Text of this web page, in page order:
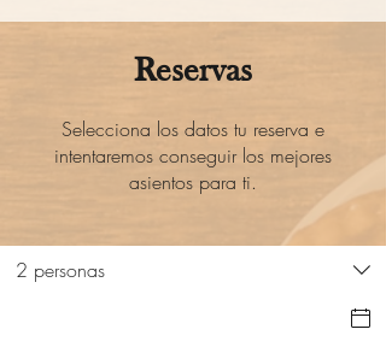
Reservas
Selecciona los datos tu reserva e
intentaremos conseguir los mejores
asientos para ti.
2 personas